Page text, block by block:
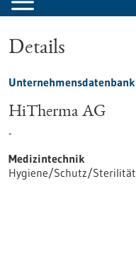
Details
Unternehmensdatenbank
HiTherma AG
-
Medizintechnik
Hygiene/Schutz/Sterilität